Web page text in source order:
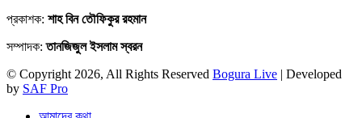
প্রকাশক: শাহ বিন তৌফিকুর রহমান
সম্পাদক:তানজিজুল ইসলাম স্বরন
© Copyright 2026, All Rights Reserved Bogura Live | Developed
by SAF Pro